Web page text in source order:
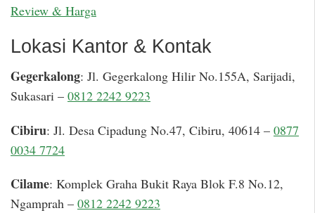
Review & Harga
Lokasi Kantor & Kontak
Gegerkalong: Jl. Gegerkalong Hilir No.155A, Sarijadi,
Sukasari – 0812 2242 9223
Cibiru: Jl. Desa Cipadung No.47, Cibiru, 40614 – 0877
0034 7724
Cilame: Komplek Graha Bukit Raya Blok F.8 No.12,
Ngamprah – 0812 2242 9223